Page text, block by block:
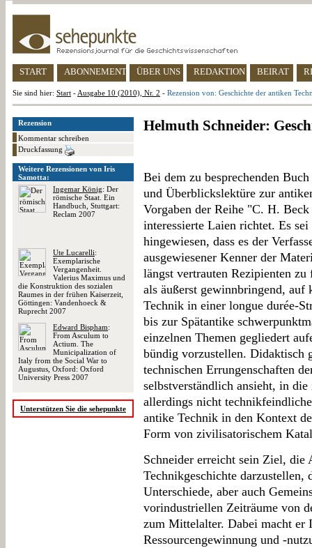
START ABONNEMENT ÜBER UNS REDAKTION BEIRAT
Sie sind hier: Start - Ausgabe 10 (2010), Nr. 2 - Rezension von: Geschichte der antiken
Rezension
Kommentar schreiben
Druckfassung
Weitere Rezensionen von Iris
Samotta:
Ingemar König: Der
römische Staat. Ein
Handbuch, Stuttgart:
Reclam 2007
Ute Lucarelli:
Exemplarische
Vergangenheit.
Valerius Maximus und
die Konstruktion des sozialen
Raumes in der frühen Kaiserzeit,
Göttingen: Vandenhoeck &
Ruprecht 2007
Edward Bispham:
From Asculum to
Actium. The
Municipalization of
Italy from the Social War to
Augustus, Oxford: Oxford
University Press 2007
Unterstützen Sie die sehepunkte
Helmuth Schneider:
Bei dem zu besprechenden
und Überblickslektüre zur
Vorgaben der Reihe "C. H.
interessierte Laien richtet. Es
hingewiesen, dass es der
ausgewiesener Kenner der
längst vertrauten Rezipienten
als äußerst gewinnbringend,
Technik in einer longue durée-
bis zur Spätantike
einzelnen Themen gegliedert
bündig vorzustellen. Didaktisch
technischen Errungenschaften
selbstverständlich ansieht, in
allerdings nicht
antike Technik in den Kontext
Form von zivilisatorischem
Schneider erreicht sein Ziel, die
Technikgeschichte darzustellen,
Unterschiede, aber auch
vorindustriellen Zeiträume von
zum Mittelalter. Dabei macht er
Ressourcengewinnung und -